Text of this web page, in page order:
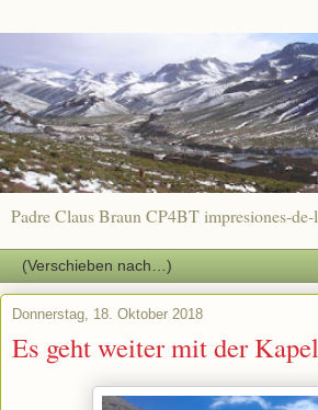
Padre Claus Braun CP4BT impresiones-de-
Donnerstag, 18. Oktober 2018
Es geht weiter mit der